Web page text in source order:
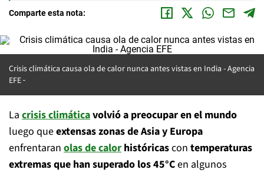
Comparte esta nota:
Crisis climática causa ola de calor nunca antes vistas en India -Agencia
EFE
La crisis climáticavolvió a preocupar en el mundo
luego queextensas zonas de Asia y Europa
enfrentaran olas de calor históricascon temperaturas
extremas que han superado los 45°Cen algunos